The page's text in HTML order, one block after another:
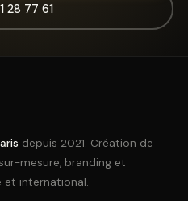
28 77 61
depuis 2021. Création de
mesure, branding et
et international.